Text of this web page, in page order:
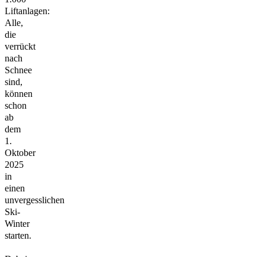
Liftanlagen:
Alle,
die
verrückt
nach
Schnee
sind,
können
schon
ab
dem
1.
Oktober
2025
in
einen
unvergesslichen
Ski-
Winter
starten.